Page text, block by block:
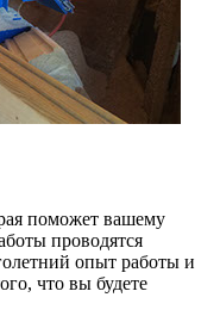
поможет вашему
проводятся
опыт работы и
что вы будете